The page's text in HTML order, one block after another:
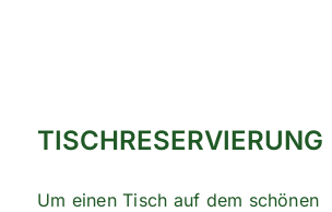
TISCHRESERVIERUNG
Um einen Tisch auf dem schönen